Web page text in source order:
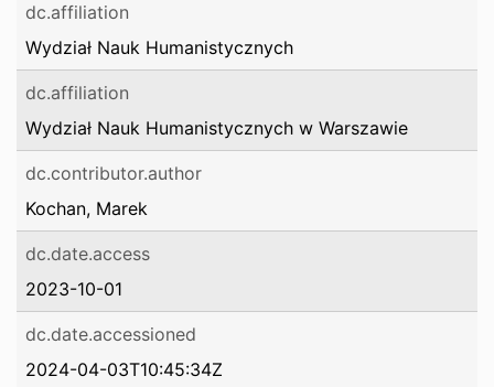
dc.affiliation
Wydział Nauk Humanistycznych
dc.affiliation
Wydział Nauk Humanistycznych w Warszawie
dc.contributor.author
Kochan, Marek
dc.date.access
2023-10-01
dc.date.accessioned
2024-04-03T10:45:34Z